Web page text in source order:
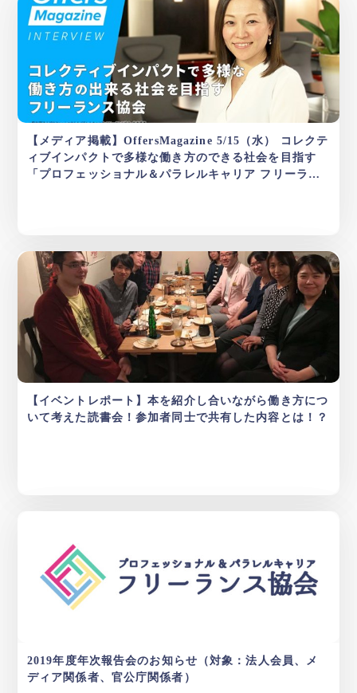
【メディア掲載】OffersMagazine 5/15（水） コレクテ
ィブインパクトで多様な働き方のできる社会を目指す
「プロフェッショナル＆パラレルキャリア フリーラン
【イベントレポート】本を紹介し合いながら働き方につ
いて考えた読書会！参加者同士で共有した内容とは！？
2019年度年次報告会のお知らせ（対象：法人会員、メ
ディア関係者、官公庁関係者）